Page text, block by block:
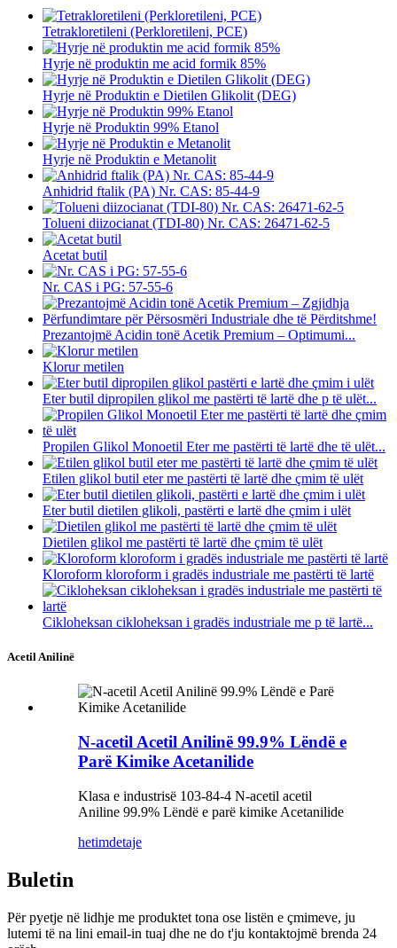
Tetrakloretileni (Perkloretileni, PCE)
Hyrje në produktin me acid formik 85%
Hyrje në Produktin e Dietilen Glikolit (DEG)
Hyrje në Produktin 99% Etanol
Hyrje në Produktin e Metanolit
Anhidrid ftalik (PA) Nr. CAS: 85-44-9
Tolueni diizocianat (TDI-80) Nr. CAS: 26471-62-5
Acetat butil
Nr. CAS i PG: 57-55-6
Prezantojmë Acidin tonë Acetik Premium – Optimumi...
Klorur metilen
Eter butil dipropilen glikol me pastërti të lartë dhe p të ulët...
Propilen Glikol Monoetil Eter me pastërti të lartë dhe të ulët...
Etilen glikol butil eter me pastërti të lartë dhe çmim të ulët
Eter butil dietilen glikoli, pastërti e lartë dhe çmim i ulët
Dietilen glikol me pastërti të lartë dhe çmim të ulët
Kloroform kloroform i gradës industriale me pastërti të lartë
Cikloheksan cikloheksan i gradës industriale me p të lartë...
Acetil Anilinë
N-acetil Acetil Anilinë 99.9% Lëndë e
Parë Kimike Acetanilide
Klasa e industrisë 103-84-4 N-acetil acetil
Aniline 99.9% Lëndë e parë kimike Acetanilide
hetimdetaje
Buletin
Për pyetje në lidhje me produktet tona ose listën e çmimeve, ju
lutemi të na lini email-in tuaj dhe ne do t'ju kontaktojmë brenda 24